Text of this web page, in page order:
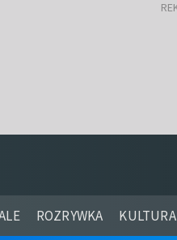
ROZRYWKA KULTURA